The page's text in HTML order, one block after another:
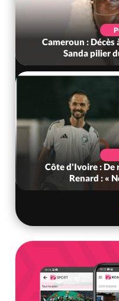
Cameroun : Décès
Sanda pilier
Côte d'Ivoire : De
Renard : «